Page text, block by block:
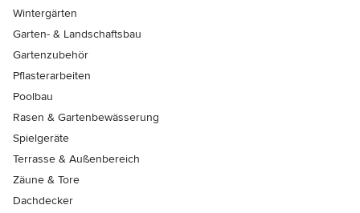
Wintergärten
Garten- & Landschaftsbau
Gartenzubehör
Pflasterarbeiten
Poolbau
Rasen & Gartenbewässerung
Spielgeräte
Terrasse & Außenbereich
Zäune & Tore
Dachdecker